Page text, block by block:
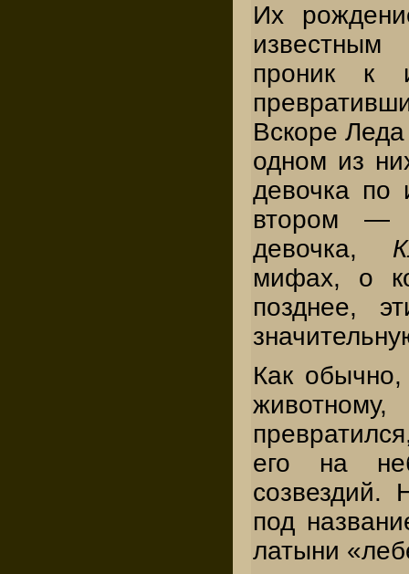
Их
проник к
Вскоре
одном из
девочка
втором —
девочка,
мифах, о
позднее,
Как
его на
созвездий.
под
латыни